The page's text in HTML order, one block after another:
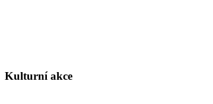
Kulturní akce